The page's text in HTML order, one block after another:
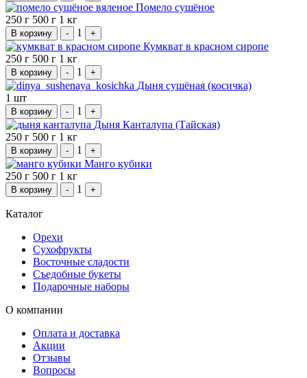
Помело сушёное
250 г 500 г 1 кг
В корзину - 1 +
Кумкват в красном сиропе
250 г 500 г 1 кг
В корзину - 1 +
Дыня сушёная (косичка)
1 шт
В корзину - 1 +
Дыня Канталупа (Тайская)
250 г 500 г 1 кг
В корзину - 1 +
Манго кубики
250 г 500 г 1 кг
В корзину - 1 +
Каталог
Орехи
Сухофрукты
Восточные сладости
Съедобные букеты
Подарочные наборы
О компании
Оплата и доставка
Акции
Отзывы
Вопросы